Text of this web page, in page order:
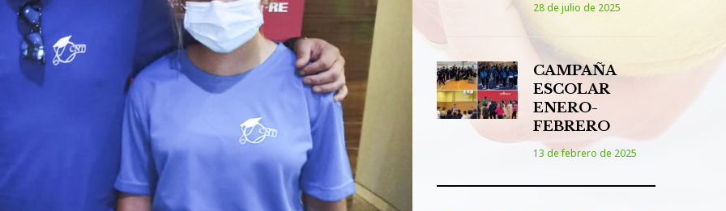
28 de julio de 2025
CAMPAÑA
ESCOLAR
ENERO-
FEBRERO
13 de febrero de 2025